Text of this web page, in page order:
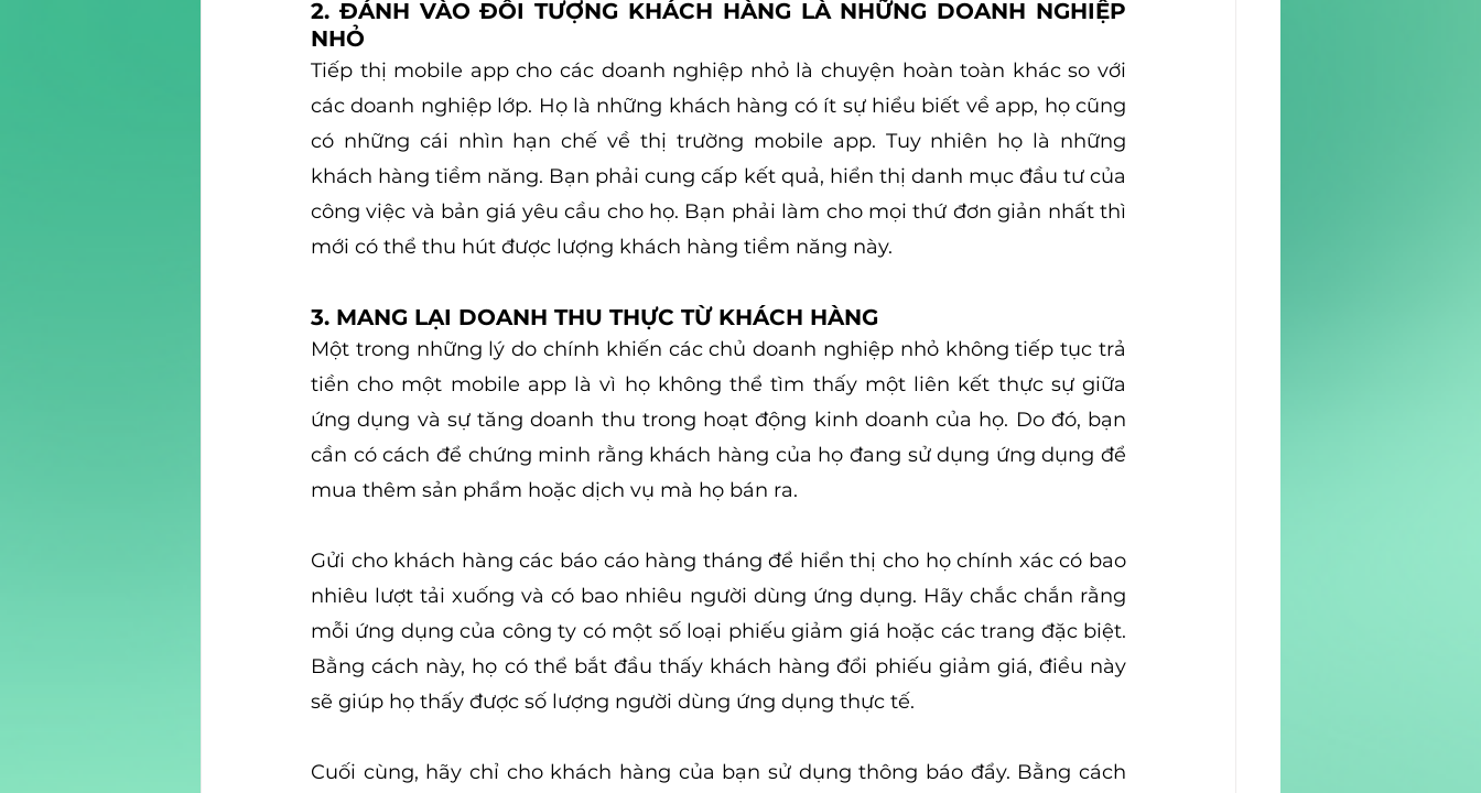
2. ĐÁNH VÀO ĐỐI TƯỢNG KHÁCH HÀNG LÀ NHỮNG DOANH NGHIỆP
NHỎ
Tiếp thị mobile app cho các doanh nghiệp nhỏ là chuyện hoàn toàn khác so với
các doanh nghiệp lớp. Họ là những khách hàng có ít sự hiểu biết về app, họ cũng
có những cái nhìn hạn chế về thị trường mobile app. Tuy nhiên họ là những
khách hàng tiềm năng. Bạn phải cung cấp kết quả, hiển thị danh mục đầu tư của
công việc và bản giá yêu cầu cho họ. Bạn phải làm cho mọi thứ đơn giản nhất thì
mới có thể thu hút được lượng khách hàng tiềm năng này.
3. MANG LẠI DOANH THU THỰC TỪ KHÁCH HÀNG
Một trong những lý do chính khiến các chủ doanh nghiệp nhỏ không tiếp tục trả
tiền cho một mobile app là vì họ không thể tìm thấy một liên kết thực sự giữa
ứng dụng và sự tăng doanh thu trong hoạt động kinh doanh của họ. Do đó, bạn
cần có cách để chứng minh rằng khách hàng của họ đang sử dụng ứng dụng để
mua thêm sản phẩm hoặc dịch vụ mà họ bán ra.
Gửi cho khách hàng các báo cáo hàng tháng để hiển thị cho họ chính xác có bao
nhiêu lượt tải xuống và có bao nhiêu người dùng ứng dụng. Hãy chắc chắn rằng
mỗi ứng dụng của công ty có một số loại phiếu giảm giá hoặc các trang đặc biệt.
Bằng cách này, họ có thể bắt đầu thấy khách hàng đổi phiếu giảm giá, điều này
sẽ giúp họ thấy được số lượng người dùng ứng dụng thực tế.
Cuối cùng, hãy chỉ cho khách hàng của bạn sử dụng thông báo đẩy. Bằng cách